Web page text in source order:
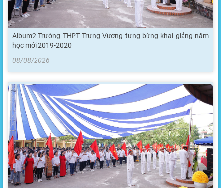
Album2 Trường THPT Trưng Vương tưng bừng khai giảng năm
học mới 2019-2020
08/08/2026